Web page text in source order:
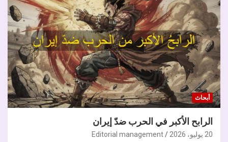
أبحاث
الرابح الأكبر في الحرب ضدّ إيران
20 يوليو، 2026 Editorial management